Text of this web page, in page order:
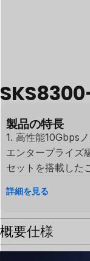
製品の特長
1. 高性能10Gbps
エンタープライズ
セットを搭載した
現します。極めて
や大規模データ環
ます。
詳細を見る
概要仕様